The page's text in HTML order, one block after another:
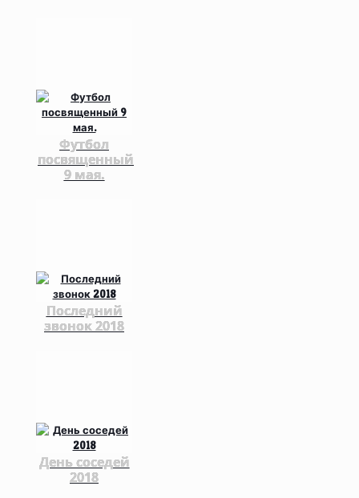
Футбол
посвященный
9 мая.
Последний
звонок 2018
День соседей
2018